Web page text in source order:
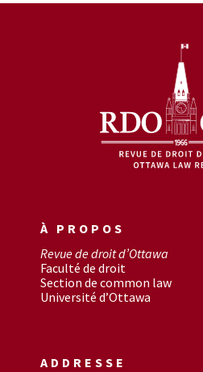
À PROPOS
Revue de droit d’Ottawa
Faculté de droit
Section de common law
Université d’Ottawa
ADDRESSE